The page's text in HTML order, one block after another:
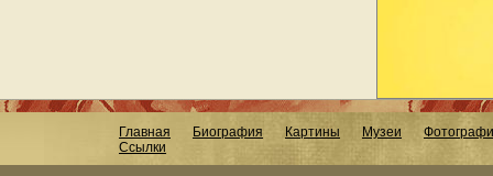
Главная Биография Картины Музеи
Ссылки